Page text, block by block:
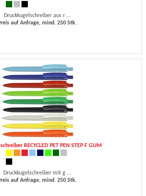
Druckkugelschreiber aus r ...
auf Anfrage, mind. 250 Stk.
RECYCLED PET PEN STEP F GUM
Druckkugelschreiber mit g ...
auf Anfrage, mind. 250 Stk.